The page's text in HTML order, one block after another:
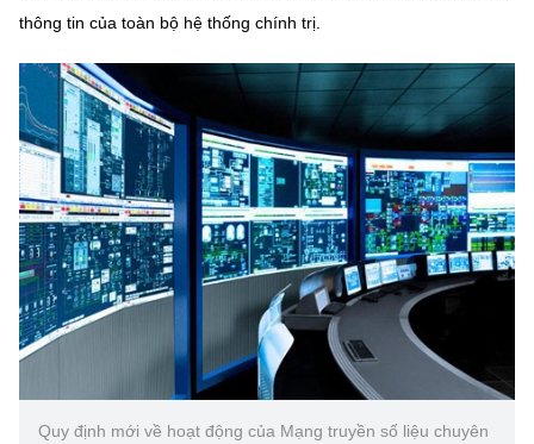
Tin địa phương
Sở hữu trí tuệ
Tiêu chuẩn, đo lường, chất lượng
Năng lượng nguyên tử
Ảnh
Voice
Nhiệm vụ trọng tâm
Chọn ngôn ngữ
Vietnamese English
BỘ KHOA HỌC VÀ CÔNG NGHỆ
MINISTRY OF SCIENCE AND TECHNOLOGY
Điều khoản sử dụng Theo dõi MST: Góp ý
thông tin của toàn bộ hệ thống chính trị.
Quy định mới về hoạt động của Mạng truyền số liệu chuyên